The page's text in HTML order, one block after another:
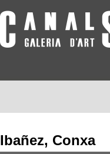
Ibañez, Conxa